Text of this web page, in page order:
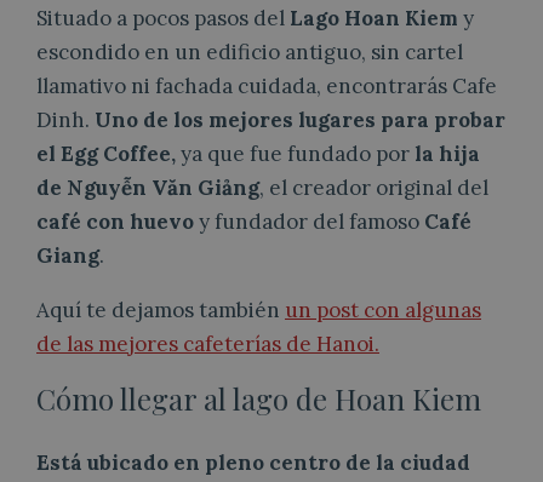
Situado a pocos pasos del Lago Hoan Kiem y
escondido en un edificio antiguo, sin cartel
llamativo ni fachada cuidada, encontrarás Cafe
Dinh. Uno de los mejores lugares para probar
el Egg Coffee,ya que fue fundado por la hija
de Nguyễn Văn Giảng, el creador original del
café con huevoy fundador del famoso Café
Giang.
Aquí te dejamos también un post con algunas
de las mejores cafeterías de Hanoi.
Cómo llegar al lago de Hoan Kiem
Está ubicado en pleno centro de la ciudad